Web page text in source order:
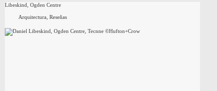
Libeskind, Ogden Centre
Arquitectura, Reseñas